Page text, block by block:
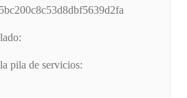
pila de servicios: